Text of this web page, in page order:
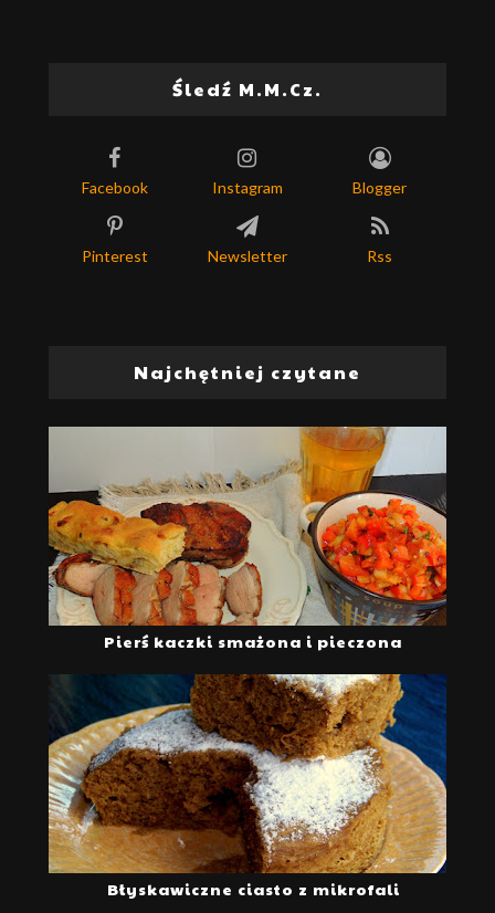
Śledź M.M.Cz.
Facebook Instagram Blogger
Pinterest Newsletter Rss
Najchętniej czytane
Pierś kaczki smażona i pieczona
Błyskawiczne ciasto z mikrofali